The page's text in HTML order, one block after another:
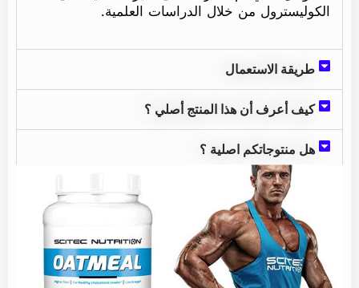
الكوليسترول من خلال الدراسات العلمية.
طريقة الاستعمال
كيف أعرف أن هذا المنتج أصلي ؟
هل منتوجاتكم اصلية ؟